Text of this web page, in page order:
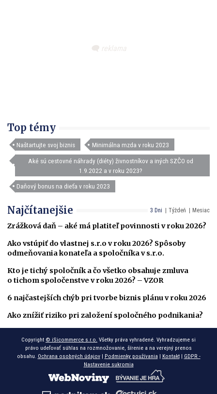
Top témy
Naštartujte svoj biznis Minimálna mzda v roku 2023
Aké sú cestovné náhrady (diéty) živnostníkov a iných SZČO od
1.9.2022 a v roku 2023?
Daňový bonus na dieťa v roku 2023
3 Dni Týždeň Mesiac
Najčítanejšie
Zrážková daň – aké má platiteľ povinnosti v roku 2026?
Ako vstúpiť do vlastnej s.r.o v roku 2026? Spôsoby
odmeňovania konateľa a spoločníka v s.r.o.
Kto je tichý spoločník a čo všetko obsahuje zmluva
o tichom spoločenstve v roku 2026? – VZOR
6 najčastejších chýb pri tvorbe biznis plánu v roku 2026
Ako znížiť riziko pri založení spoločného podnikania?
Copyright © iSicommerce s.r.o. Všetky práva vyhradené. Vyhradzujeme si
právo udeľovať súhlas na rozmnožovanie, šírenie a na verejný prenos
obsahu. Ochrana osobných údajov| Podmienky používania | Kontakt| GDPR -
Nastavenie sukromia